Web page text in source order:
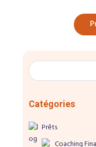
Catégories
Prêts
Coaching